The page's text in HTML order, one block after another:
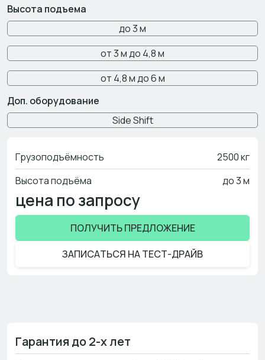
Высота подъема
до 3 м
от 3 м до 4,8 м
от 4,8 м до 6 м
Доп. оборудование
Side Shift
Грузоподъёмность
2500 кг
Высота подъёма
до 3 м
цена по запросу
ПОЛУЧИТЬ ПРЕДЛОЖЕНИЕ
ЗАПИСАТЬСЯ НА ТЕСТ-ДРАЙВ
Гарантия до 2-х лет